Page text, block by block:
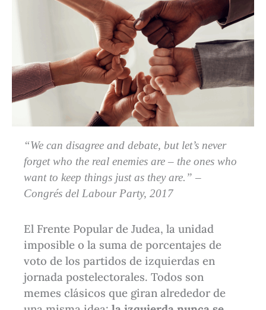
“We can disagree and debate, but let’s never
forget who the real enemies are – the ones who
want to keep things just as they are.” –
Congrés del Labour Party, 2017
El Frente Popular de Judea, la unidad
imposible o la suma de porcentajes de
voto de los partidos de izquierdas en
jornada postelectorales. Todos son
memes clásicos que giran alrededor de